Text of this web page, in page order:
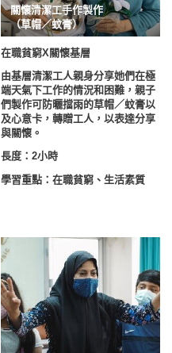
關懷清潔工手作製作
（草帽／蚊膏）
在職貧窮X關懷基層
由基層清潔工人親身分享她們在極
端天氣下工作的情況和困難，親子
們製作可防曬擋雨的草帽／蚊膏以
及心意卡，轉贈工人，以表達分享
與關懷。
長度：2小時
學習重點：在職貧窮、生活素質